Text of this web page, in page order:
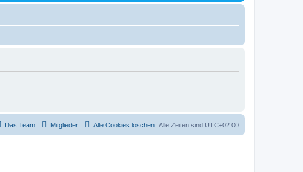
Alle Zeiten sind UTC+02:00
Alle Cookies löschen
Mitglieder
Das Team